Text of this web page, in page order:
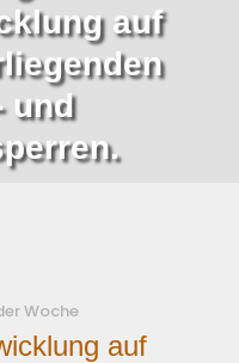
auf
und
Woche
auf